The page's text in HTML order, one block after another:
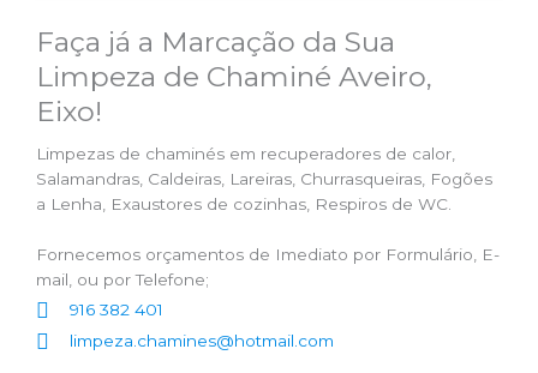
Faça já a Marcação da Sua
Limpeza de Chaminé Aveiro,
Eixo!
Limpezas de chaminés em recuperadores de calor,
Salamandras, Caldeiras, Lareiras, Churrasqueiras, Fogões
a Lenha, Exaustores de cozinhas, Respiros de WC.
Fornecemos orçamentos de Imediato por Formulário, E-
mail, ou por Telefone;
916 382 401
limpeza.chamines@hotmail.com